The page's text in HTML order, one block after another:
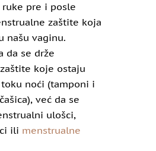
ruke pre i posle
zaštite koja
našu vaginu.
da se drže
koje ostaju
noći (tamponi i
već da se
ulošci,
ili menstrualne